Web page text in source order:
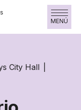
MENÚ
City Hall